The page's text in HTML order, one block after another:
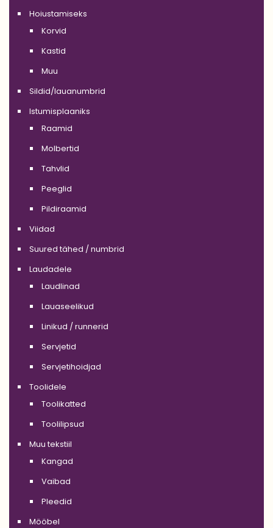
Hoiustamiseks
Korvid
Kastid
Muu
Sildid/lauanumbrid
Istumisplaaniks
Raamid
Molbertid
Tahvlid
Peeglid
Pildiraamid
Viidad
Suured tähed / numbrid
Laudadele
Laudlinad
Lauaseelikud
Linikud / runnerid
Servjetid
Servjetihoidjad
Toolidele
Toolikatted
Toolilipsud
Muu tekstiil
Kangad
Vaibad
Pleedid
Mööbel